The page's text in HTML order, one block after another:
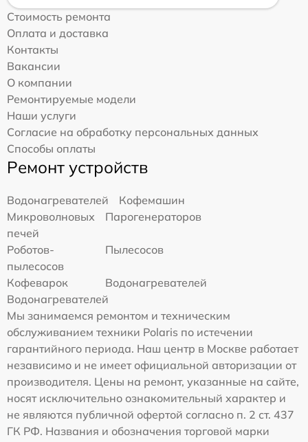
Стоимость ремонта
Оплата и доставка
Контакты
Вакансии
О компании
Ремонтируемые модели
Наши услуги
Согласие на обработку персональных данных
Способы оплаты
Ремонт устройств
Водонагревателей
Кофемашин
Микроволновых
печей
Парогенераторов
Роботов-
пылесосов
Пылесосов
Кофеварок
Водонагревателей
Водонагревателей
Мы занимаемся ремонтом и техническим
обслуживанием техники Polaris по истечении
гарантийного периода. Наш центр в Москве работает
независимо и не имеет официальной авторизации от
производителя. Цены на ремонт, указанные на сайте,
носят исключительно ознакомительный характер и
не являются публичной офертой согласно п. 2 ст. 437
ГК РФ. Названия и обозначения торговой марки